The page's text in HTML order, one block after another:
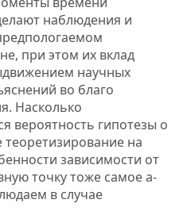
наблюдения и
при этом их вклад
научных
во благо
Насколько
вероятность гипотезы о
на
зависимости от
точку тоже самое а-
в случае